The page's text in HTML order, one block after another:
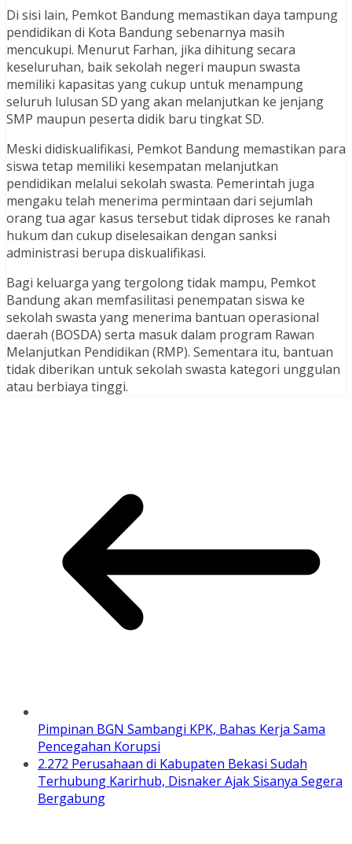
Di sisi lain, Pemkot Bandung memastikan daya tampung
pendidikan di Kota Bandung sebenarnya masih
mencukupi. Menurut Farhan, jika dihitung secara
keseluruhan, baik sekolah negeri maupun swasta
memiliki kapasitas yang cukup untuk menampung
seluruh lulusan SD yang akan melanjutkan ke jenjang
SMP maupun peserta didik baru tingkat SD.
Meski didiskualifikasi, Pemkot Bandung memastikan para
siswa tetap memiliki kesempatan melanjutkan
pendidikan melalui sekolah swasta. Pemerintah juga
mengaku telah menerima permintaan dari sejumlah
orang tua agar kasus tersebut tidak diproses ke ranah
hukum dan cukup diselesaikan dengan sanksi
administrasi berupa diskualifikasi.
Bagi keluarga yang tergolong tidak mampu, Pemkot
Bandung akan memfasilitasi penempatan siswa ke
sekolah swasta yang menerima bantuan operasional
daerah (BOSDA) serta masuk dalam program Rawan
Melanjutkan Pendidikan (RMP). Sementara itu, bantuan
tidak diberikan untuk sekolah swasta kategori unggulan
atau berbiaya tinggi.
Pimpinan BGN Sambangi KPK, Bahas Kerja Sama
Pencegahan Korupsi
2.272 Perusahaan di Kabupaten Bekasi Sudah
Terhubung Karirhub, Disnaker Ajak Sisanya Segera
Bergabung